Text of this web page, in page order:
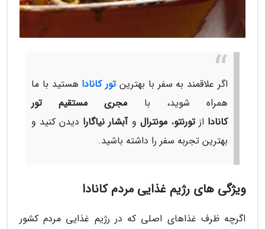
اگر علاقمند به سفر با بهترینتور کانادا هستید با ما
همراه شوید، با مجری مستقیم تور
کانادا ازتورنتو،مونترال وآبشار نیاگارا دیدن کنید و
بهترین تجربه سفر را داشته باشید.
ویژگی های رژیم غذایی مردم کانادا
اگرچه ظرف غذاهای اصلی که در رژیم غذایی مردم کشور